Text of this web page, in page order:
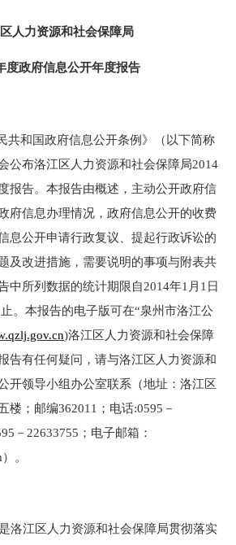
人力资源和社会保障局
度政府信息公开年度报告
共和国政府信息公开条例》（以下简称
公布洛江区人力资源和社会保障局2014
报告。本报告由概述，主动公开政府信
府信息办理情况，政府信息公开的收费
息公开申请行政复议、提起行政诉讼的
及改进措施，需要说明的事项与附表共
中所列数据的统计期限自2014年1 月 1 日
。本报告的电子版可在“泉州市洛江公
)洛江区人力资源和社会保障
告有任何疑问，请与洛江区人力资源和
开领导小组办公室联系（地址：洛江区
楼；邮编362011 ；电话:0595 －
－ 22633755 ；电子邮箱：
）。
洛江区人力资源和社会保障局贯彻落实